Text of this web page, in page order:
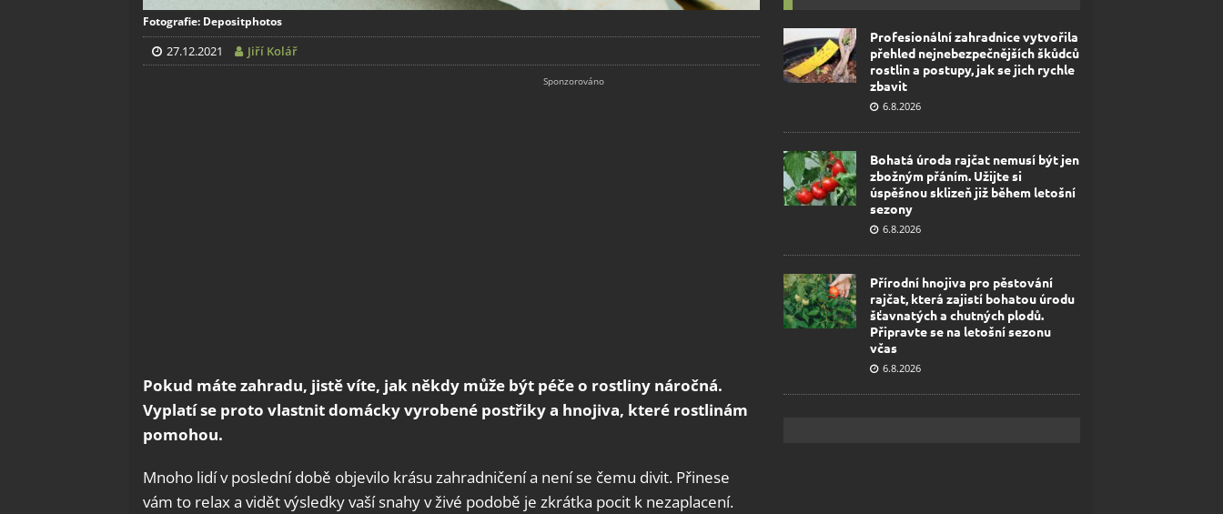
Fotografie: Depositphotos
27.12.2021 Jiří Kolář
Pokud máte zahradu, jistě víte, jak někdy může být péče o rostliny náročná.
Vyplatí se proto vlastnit domácky vyrobené postřiky a hnojiva, které rostlinám
pomohou.
Mnoho lidí v poslední době objevilo krásu zahradničení a není se čemu divit. Přinese
vám to relax a vidět výsledky vaší snahy v živé podobě je zkrátka pocit k nezaplacení.
Profesionální zahradnice vytvořila
přehled nejnebezpečnějších škůdců
rostlin a postupy, jak se jich rychle
zbavit
6.8.2026
Bohatá úroda rajčat nemusí být jen
zbožným přáním. Užijte si
úspěšnou sklizeň již během letošní
sezony
6.8.2026
Přírodní hnojiva pro pěstování
rajčat, která zajistí bohatou úrodu
šťavnatých a chutných plodů.
Připravte se na letošní sezonu
včas
6.8.2026